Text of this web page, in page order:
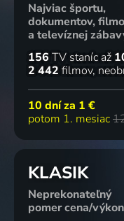
Najviac športu,
dokumentov,
a televíznej
156 TV staníc až
2 442 filmov
10 dní za 1 €
potom 1. mesiac
KLASIK
Neprekonateľný
pomer cena/výkon